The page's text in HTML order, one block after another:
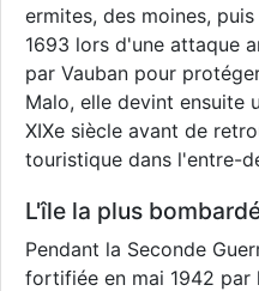
ermites, des moines,
1693 lors d'une attaque
par Vauban pour
Malo, elle devint ensuite
XIXe siècle avant de
touristique dans l'entre-
L'île la plus
Pendant la Seconde
fortifiée en mai 1942 par